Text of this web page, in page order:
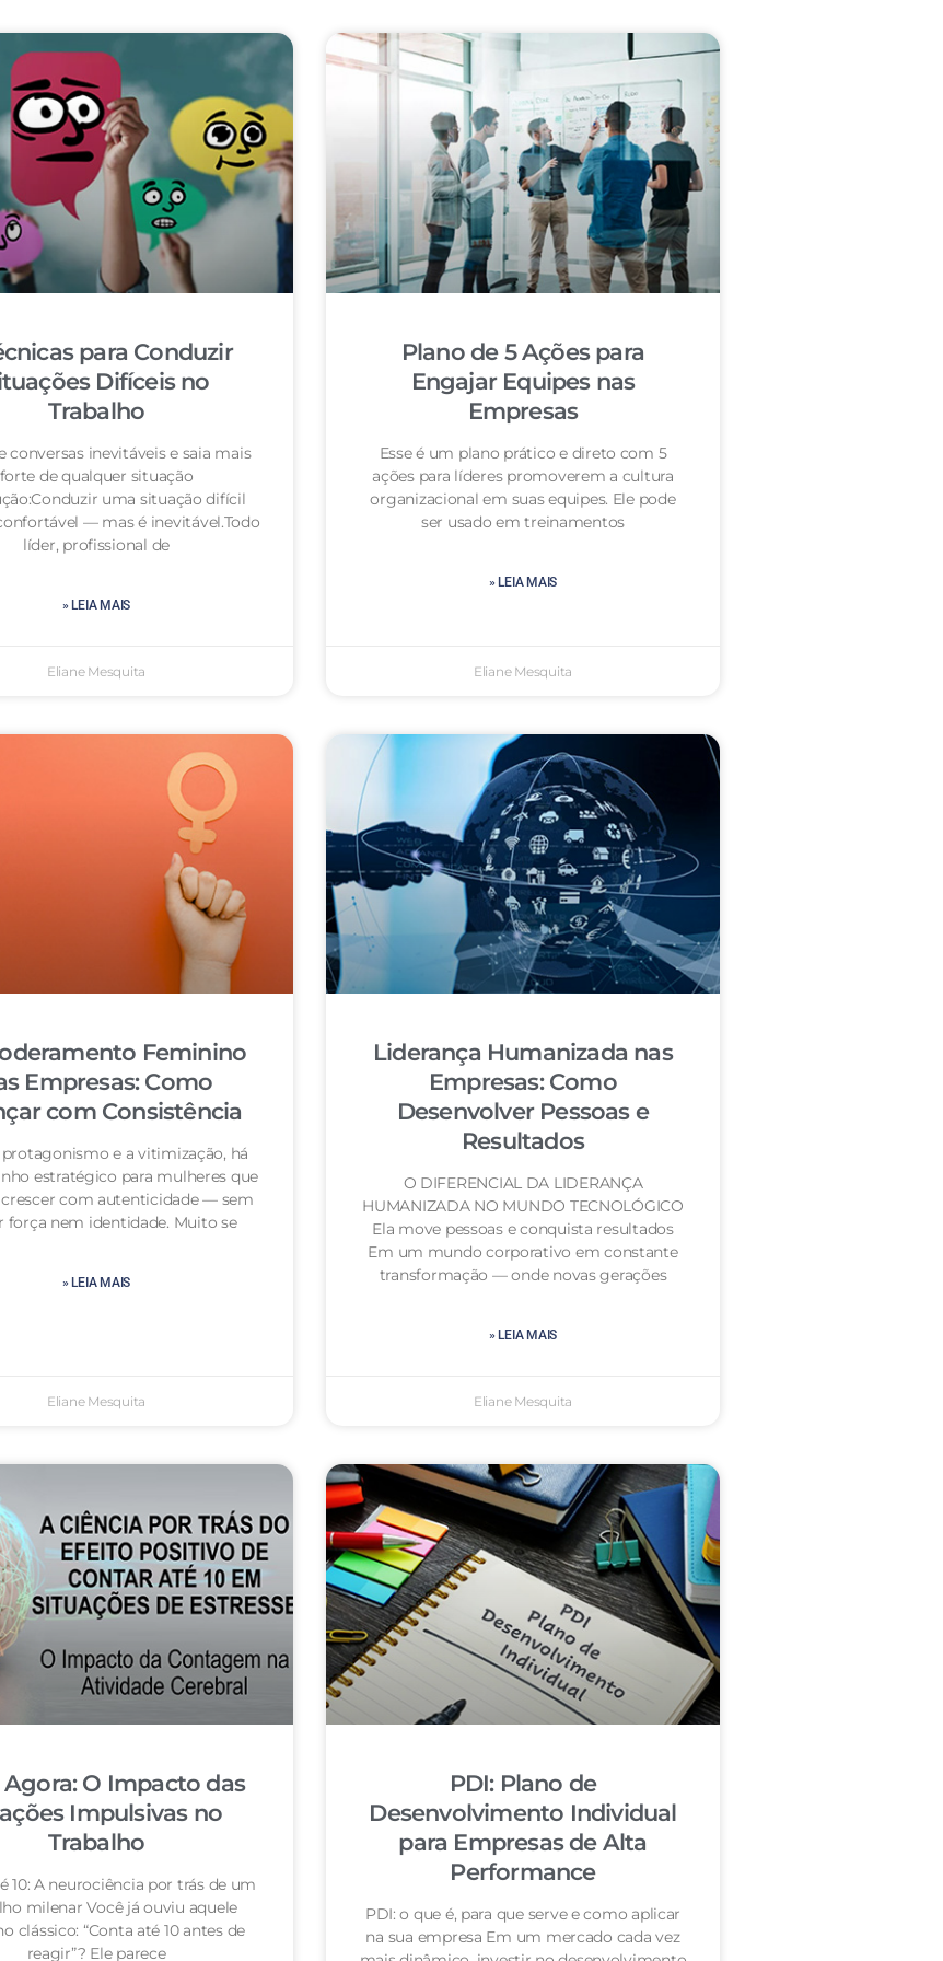
para Conduzir
Difíceis no
Trabalho
conversas inevitáveis e saia mais
forte de qualquer situação
uma situação difícil
— mas é inevitável.Todo
líder, profissional de
» LEIA MAIS
Eliane Mesquita
Plano de 5 Ações para
Engajar Equipes nas
Empresas
Esse é um plano prático e direto com 5
ações para líderes promoverem a cultura
organizacional em suas equipes. Ele pode
ser usado em treinamentos
» LEIA MAIS
Eliane Mesquita
Feminino
Empresas: Como
com Consistência
e a vitimização, há
estratégico para mulheres que
com autenticidade — sem
força nem identidade. Muito se
» LEIA MAIS
Eliane Mesquita
Liderança Humanizada nas
Empresas: Como
Desenvolver Pessoas e
Resultados
O DIFERENCIAL DA LIDERANÇA
HUMANIZADA NO MUNDO TECNOLÓGICO
Ela move pessoas e conquista resultados
Em um mundo corporativo em constante
transformação — onde novas gerações
» LEIA MAIS
Eliane Mesquita
Agora: O Impacto das
Impulsivas no
Trabalho
10: A neurociência por trás de um
milenar Você já ouviu aquele
clássico: “Conta até 10 antes de
reagir”? Ele parece
PDI: Plano de
Desenvolvimento Individual
para Empresas de Alta
Performance
PDI: o que é, para que serve e como aplicar
na sua empresa Em um mercado cada vez